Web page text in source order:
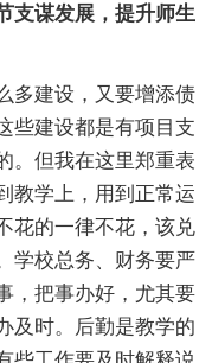
谋发展，提升师生
建设，又要增添债
些建设都是有项目支
。但我在这里郑重表
教学上，用到正常运
花的一律不花，该兑
学校总务、财务要严
，把事办好，尤其要
及时。后勤是教学的